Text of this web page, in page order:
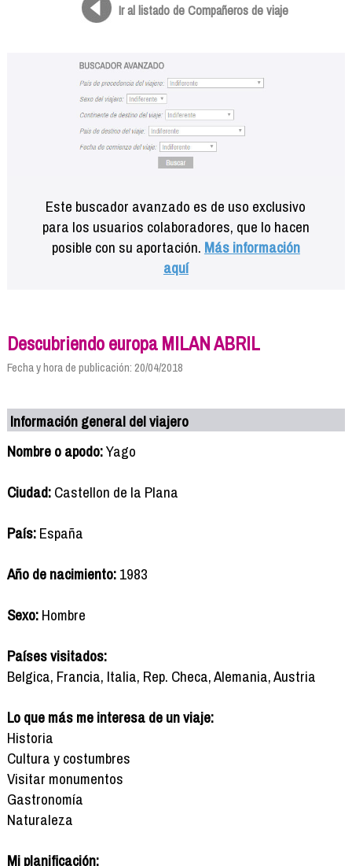
Ir al listado de Compañeros de viaje
Este buscador avanzado es de uso exclusivo
para los usuarios colaboradores, que lo hacen
posible con su aportación. Más información
aquí
Descubriendo europa MILAN ABRIL
Fecha y hora de publicación: 20/04/2018
Información general del viajero
Nombre o apodo:Yago
Ciudad:Castellon de la Plana
País:España
Año de nacimiento:1983
Sexo:Hombre
Países visitados:
Belgica, Francia, Italia, Rep. Checa, Alemania, Austria
Lo que más me interesa de un viaje:
Historia
Cultura y costumbres
Visitar monumentos
Gastronomía
Naturaleza
Mi planificación: